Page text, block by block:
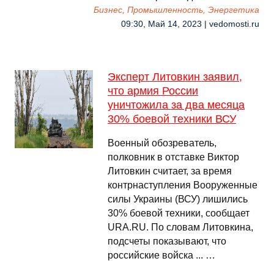
Бизнес, Промышленность, Энергетика
09:30, Май 14, 2023 | vedomosti.ru
Эксперт Литовкин заявил,
что армия России
уничтожила за два месяца
30% боевой техники ВСУ
Военный обозреватель,
полковник в отставке Виктор
Литовкин считает, за время
контрнаступления Вооруженные
силы Украины (ВСУ) лишились
30% боевой техники, сообщает
URA.RU. По словам Литовкина,
подсчеты показывают, что
российские войска ... …